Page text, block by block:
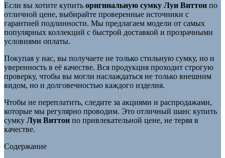
Если вы хотите купить оригинальную сумку Луи Виттон по
отличной цене, выбирайте проверенные источники с
гарантией подлинности. Мы предлагаем модели от самых
популярных коллекций с быстрой доставкой и прозрачными
условиями оплаты.
Покупая у нас, вы получаете не только стильную сумку, но и
уверенность в её качестве. Вся продукция проходит строгую
проверку, чтобы вы могли наслаждаться не только внешним
видом, но и долговечностью каждого изделия.
Чтобы не переплатить, следите за акциями и распродажами,
которые мы регулярно проводим. Это отличный шанс купить
сумку Луи Виттон по привлекательной цене, не теряя в
качестве.
Содержание